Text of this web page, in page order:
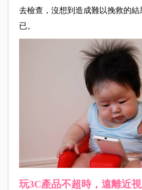
去檢查，沒想到造成難以挽救的結
已。
玩3C產品不超時，遠離近